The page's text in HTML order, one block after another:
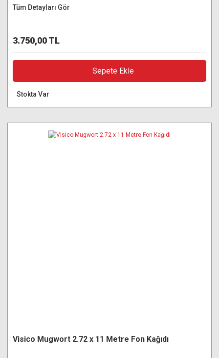
Tüm Detayları Gör
3.750,00 TL
Sepete Ekle
Stokta Var
Visico Mugwort 2.72 x 11 Metre Fon Kağıdı